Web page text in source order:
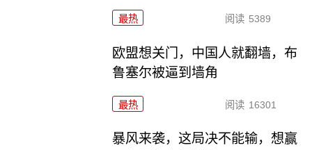
最热 阅读 5389
欧盟想关门，中国人就翻墙，布
鲁塞尔被逼到墙角
最热 阅读 16301
暴风来袭，这局决不能输，想赢